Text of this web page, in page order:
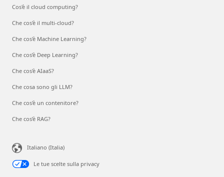
Cos'è il cloud computing?
Che cos'è il multi-cloud?
Che cos'è Machine Learning?
Che cos’è Deep Learning?
Che cos'è AIaaS?
Che cosa sono gli LLM?
Che cos'è un contenitore?
Che cos’è RAG?
Italiano (Italia)
Le tue scelte sulla privacy